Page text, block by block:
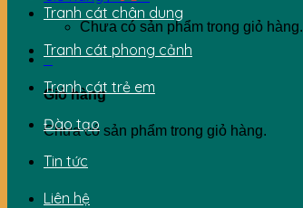
Chưa có sản phẩm trong giỏ hàng.
0
Giỏ hàng
Chưa có sản phẩm trong giỏ hàng.
Tranh cát chân dung
Tranh cát phong cảnh
Tranh cát trẻ em
Đào tạo
Tin tức
Liên hệ